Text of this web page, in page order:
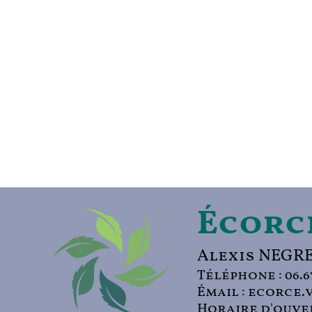
Alexis
Téléphone :
Émail : e